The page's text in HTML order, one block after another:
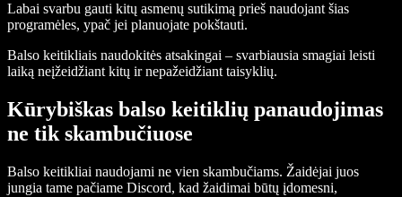
Labai svarbu gauti kitų asmenų sutikimą prieš naudojant šias
programėles, ypač jei planuojate pokštauti.
Balso keitikliais naudokitės atsakingai – svarbiausia smagiai leisti
laiką neįžeidžiant kitų ir nepažeidžiant taisyklių.
Kūrybiškas balso keitiklių panaudojimas
ne tik skambučiuose
Balso keitikliai naudojami ne vien skambučiams. Žaidėjai juos
jungia tame pačiame Discord, kad žaidimai būtų įdomesni,